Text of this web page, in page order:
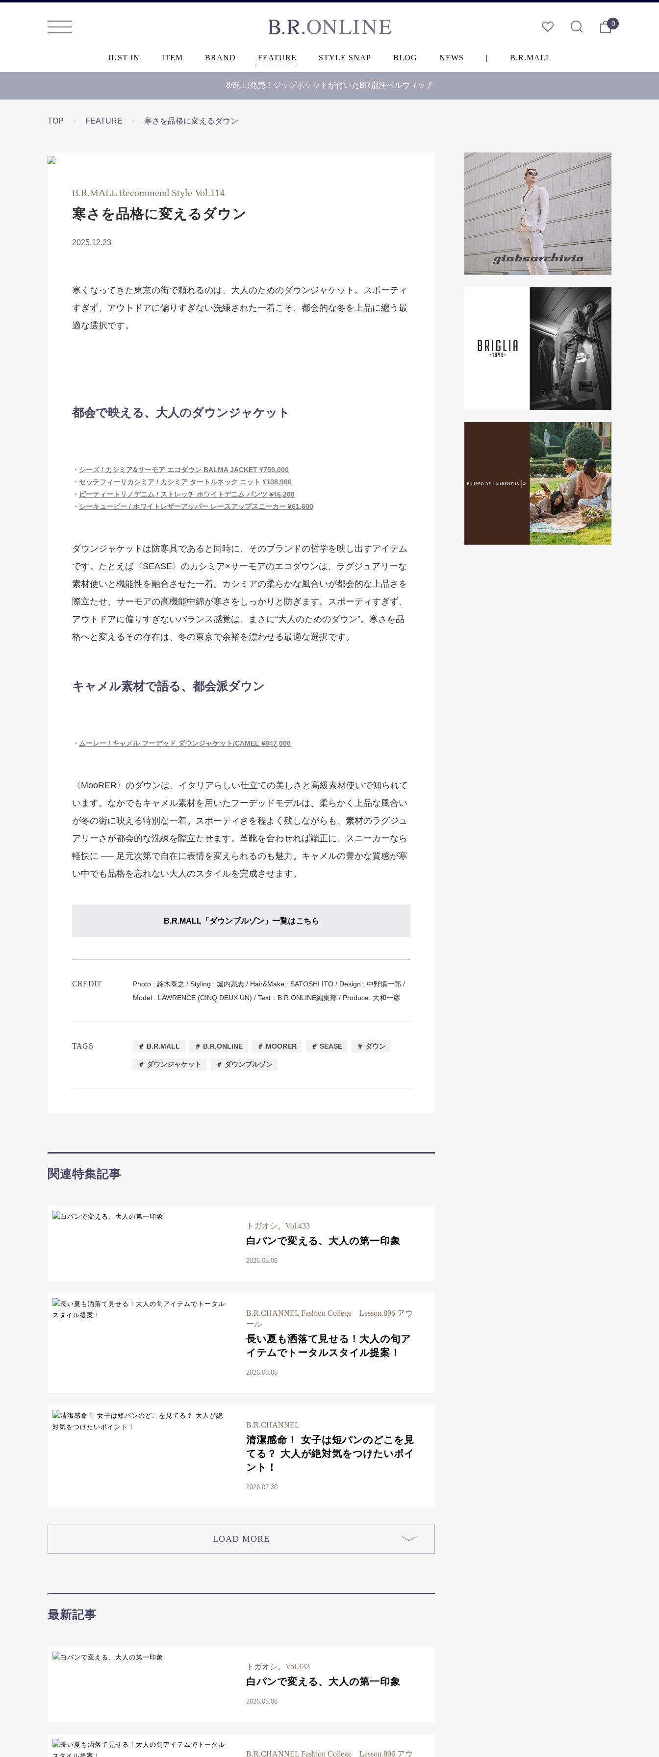
0
JUST IN ITEM BRAND FEATURE STYLE SNAP BLOG NEWS | B.R.MALL
8/8(土)発売！ジップポケットが付いたBR別注ベルウィッチ
TOP ＞ FEATURE ＞ 寒さを品格に変えるダウン
B.R.MALL Recommend Style Vol.114
寒さを品格に変えるダウン
2025.12.23
寒くなってきた東京の街で頼れるのは、大人のためのダウンジャケット。スポーティ
すぎず、アウトドアに偏りすぎない洗練された一着こそ、都会的な冬を上品に纏う最
適な選択です。
都会で映える、大人のダウンジャケット
・ シーズ / カシミア&サーモア エコダウン BALMA JACKET ¥759,000
・ セッテフィーリカシミア / カシミア タートルネック ニット ¥108,900
・ ピーティートリノデニム / ストレッチ ホワイトデニム パンツ ¥46,200
・ シーキューピー / ホワイトレザーアッパー レースアップスニーカー ¥61,600
ダウンジャケットは防寒具であると同時に、そのブランドの哲学を映し出すアイテム
です。たとえば〈SEASE〉のカシミア×サーモアのエコダウンは、ラグジュアリーな
素材使いと機能性を融合させた一着。カシミアの柔らかな風合いが都会的な上品さを
際立たせ、サーモアの高機能中綿が寒さをしっかりと防ぎます。スポーティすぎず、
アウトドアに偏りすぎないバランス感覚は、まさに“大人のためのダウン”。寒さを品
格へと変えるその存在は、冬の東京で余裕を漂わせる最適な選択です。
キャメル素材で語る、都会派ダウン
・ ムーレー / キャメル フーデッド ダウンジャケット/CAMEL ¥847,000
〈MooRER〉のダウンは、イタリアらしい仕立ての美しさと高級素材使いで知られて
います。なかでもキャメル素材を用いたフーデッドモデルは、柔らかく上品な風合い
が冬の街に映える特別な一着。スポーティさを程よく残しながらも、素材のラグジュ
アリーさが都会的な洗練を際立たせます。革靴を合わせれば端正に、スニーカーなら
軽快に ── 足元次第で自在に表情を変えられるのも魅力。キャメルの豊かな質感が寒
い中でも品格を忘れない大人のスタイルを完成させます。
B.R.MALL「ダウンブルゾン」一覧はこちら
CREDIT
Photo : 鈴木泰之 / Styling : 堀内亮志 / Hair&Make : SATOSHI ITO / Design : 中野慎一郎 /
Model : LAWRENCE (CINQ DEUX UN) / Text：B.R.ONLINE編集部 / Produce: 大和一彦
TAGS ＃ B.R.MALL ＃ B.R.ONLINE ＃ MOORER ＃ SEASE ＃ ダウン
＃ ダウンジャケット ＃ ダウンブルゾン
関連特集記事
トガオシ。Vol.433
白パンで変える、大人の第一印象
2026.08.06
B.R.CHANNEL Fashion College Lesson.896 アウ
ール
長い夏も洒落て見せる！大人の旬ア
イテムでトータルスタイル提案！
2026.08.05
B.R.CHANNEL
清潔感命！ 女子は短パンのどこを見
てる？ 大人が絶対気をつけたいポイ
ント！
2026.07.30
LOAD MORE
最新記事
トガオシ。Vol.433
白パンで変える、大人の第一印象
2026.08.06
B.R.CHANNEL Fashion College Lesson.896 アウ